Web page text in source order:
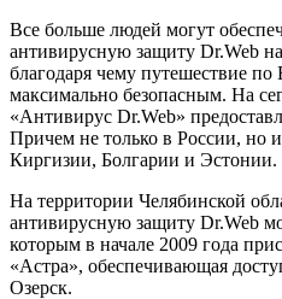
Все больше людей могут
антивирусную защиту Dr.Web
благодаря чему путешествие
максимально безопасным. На
«Антивирус Dr.Web»
Причем не только в России, но
Киргизии, Болгарии и Эстонии.
На территории Челябинской
антивирусную защиту Dr.Web
которым в начале 2009 года
«Астра», обеспечивающая
Озерск.